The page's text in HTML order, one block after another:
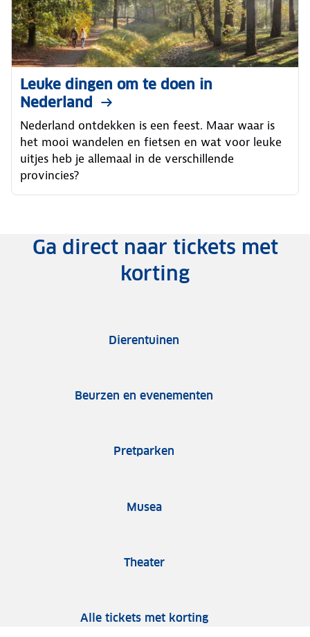
Leuke dingen om te doen in
Nederland
Nederland ontdekken is een feest. Maar waar is
het mooi wandelen en fietsen en wat voor leuke
uitjes heb je allemaal in de verschillende
provincies?
Ga direct naar tickets met
korting
Dierentuinen
Beurzen en evenementen
Pretparken
Musea
Theater
Alle tickets met korting